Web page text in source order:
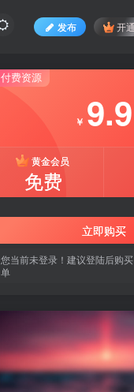
发布 开
付费资源
￥ 9.9
黄金会员
免费
立即购买
您当前未登录！建议登陆后购
单